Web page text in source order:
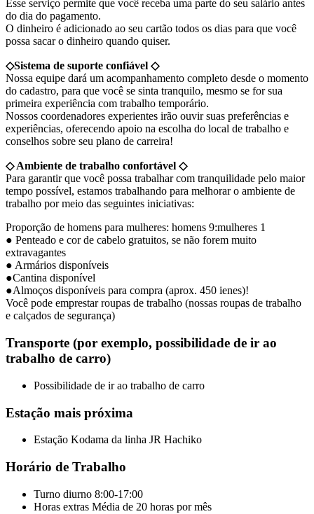
Esse serviço permite que você receba uma parte do seu salário antes
do dia do pagamento.
O dinheiro é adicionado ao seu cartão todos os dias para que você
possa sacar o dinheiro quando quiser.
◇Sistema de suporte confiável ◇
Nossa equipe dará um acompanhamento completo desde o momento
do cadastro, para que você se sinta tranquilo, mesmo se for sua
primeira experiência com trabalho temporário.
Nossos coordenadores experientes irão ouvir suas preferências e
experiências, oferecendo apoio na escolha do local de trabalho e
conselhos sobre seu plano de carreira!
◇ Ambiente de trabalho confortável ◇
Para garantir que você possa trabalhar com tranquilidade pelo maior
tempo possível, estamos trabalhando para melhorar o ambiente de
trabalho por meio das seguintes iniciativas:
Proporção de homens para mulheres: homens 9:mulheres 1
● Penteado e cor de cabelo gratuitos, se não forem muito
extravagantes
● Armários disponíveis
●Cantina disponível
●Almoços disponíveis para compra (aprox. 450 ienes)!
Você pode emprestar roupas de trabalho (nossas roupas de trabalho
e calçados de segurança)
Transporte (por exemplo, possibilidade de ir ao
trabalho de carro)
Possibilidade de ir ao trabalho de carro
Estação mais próxima
Estação Kodama da linha JR Hachiko
Horário de Trabalho
Turno diurno 8:00-17:00
Horas extras Média de 20 horas por mês